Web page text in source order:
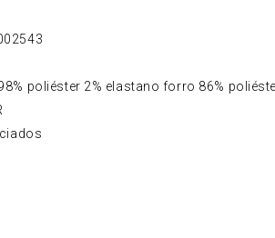
poliéster 2% elastano forro 86%